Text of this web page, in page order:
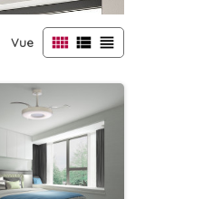
Vue view_comfy view_list view_headline